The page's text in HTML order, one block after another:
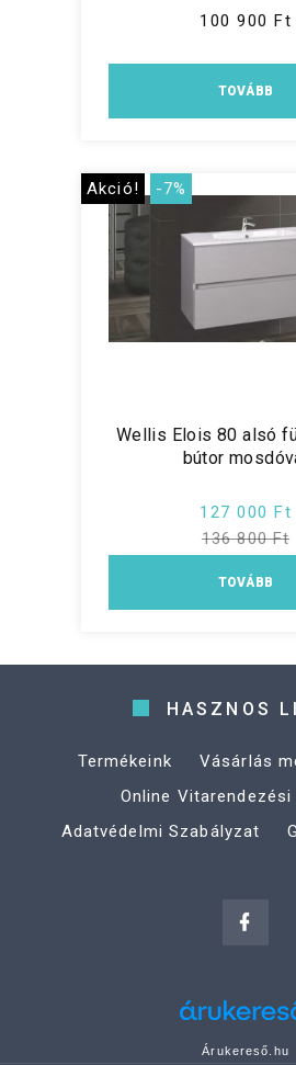
100 900 Ft
TOVÁBB
Akció! -7%
Wellis Elois 80 alsó
bútor
127 000 Ft
136 800 Ft
TOVÁBB
HASZNOS
Termékeink Vásárlás
Online
Adatvédelmi Szabályzat
Árukereső.hu